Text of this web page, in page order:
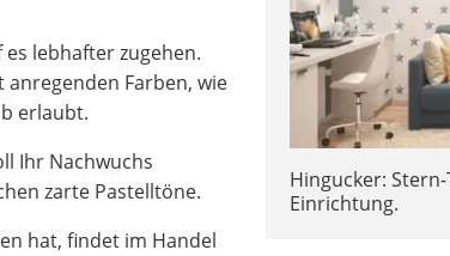
Hingucker:
Einrichtung.
lebhafter zugehen.
Farben, wie
erlaubt.
Ihr Nachwuchs
zarte Pastelltöne.
hat, findet im Handel